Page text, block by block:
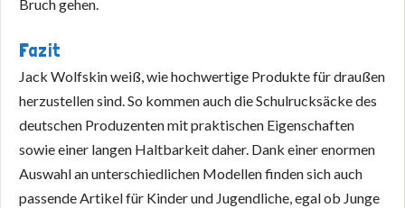
Bruch gehen.
Fazit
Jack Wolfskin weiß, wie hochwertige Produkte für draußen
herzustellen sind. So kommen auch die Schulrucksäcke des
deutschen Produzenten mit praktischen Eigenschaften
sowie einer langen Haltbarkeit daher. Dank einer enormen
Auswahl an unterschiedlichen Modellen finden sich auch
passende Artikel für Kinder und Jugendliche, egal ob Junge